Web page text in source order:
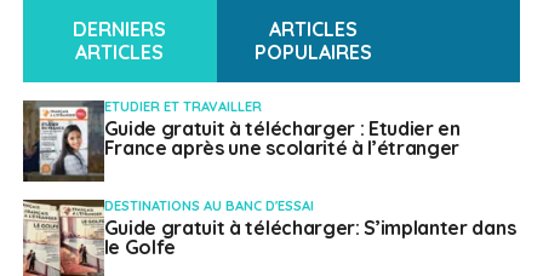
Weena Truscelli
DERNIERS
ARTICLES
ARTICLES
POPULAIRES
ETUDIER ET TRAVAILLER
Guide gratuit à télécharger : Etudier en
France après une scolarité à l’étranger
DESTINATIONS AU BANC D'ESSAI
Guide gratuit à télécharger: S’implanter dans
le Golfe